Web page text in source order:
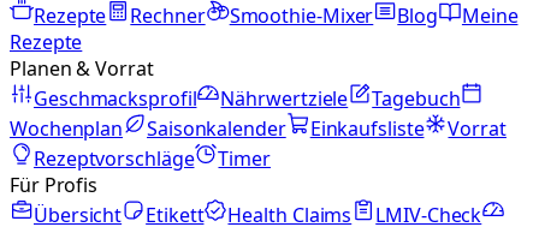
Rezepte
Rechner Smoothie-Mixer Blog
Meine
Rezepte
Planen & Vorrat
Geschmacksprofil
Nährwertziele
Tagebuch
Wochenplan
Saisonkalender Einkaufsliste
Vorrat
Rezeptvorschläge
Timer
Für Profis
Übersicht
Etikett Health Claims
LMIV-Check